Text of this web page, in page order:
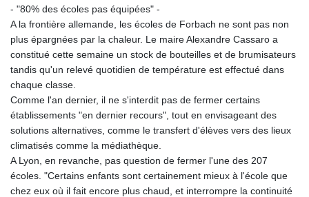
- "80% des écoles pas équipées" -
A la frontière allemande, les écoles de Forbach ne sont pas non
plus épargnées par la chaleur. Le maire Alexandre Cassaro a
constitué cette semaine un stock de bouteilles et de brumisateurs
tandis qu'un relevé quotidien de température est effectué dans
chaque classe.
Comme l'an dernier, il ne s'interdit pas de fermer certains
établissements "en dernier recours", tout en envisageant des
solutions alternatives, comme le transfert d'élèves vers des lieux
climatisés comme la médiathèque.
A Lyon, en revanche, pas question de fermer l'une des 207
écoles. "Certains enfants sont certainement mieux à l'école que
chez eux où il fait encore plus chaud, et interrompre la continuité